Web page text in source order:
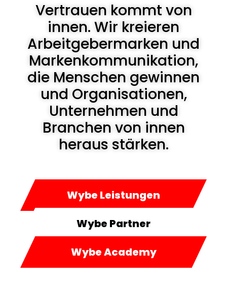
Vertrauen kommt von
innen. Wir kreieren
Arbeitgebermarken und
Markenkommunikation,
die Menschen gewinnen
und Organisationen,
Unternehmen und
Branchen von innen
heraus stärken.
Wybe Leistungen
Wybe Partner
Wybe Academy